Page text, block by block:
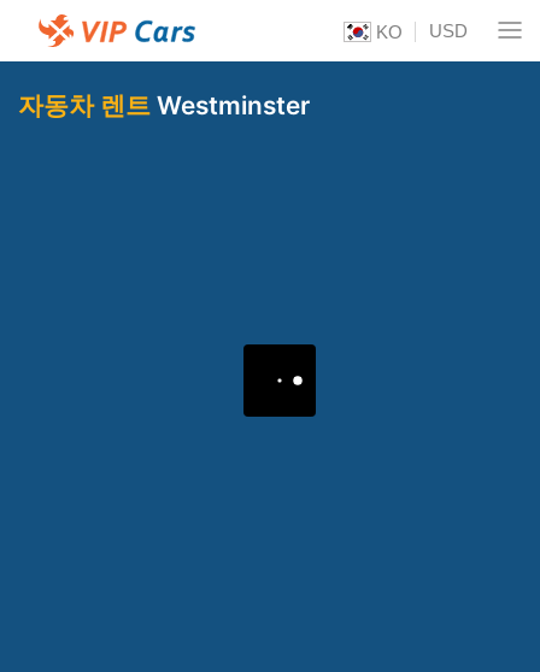
KO USD
자동차 렌트 Westminster